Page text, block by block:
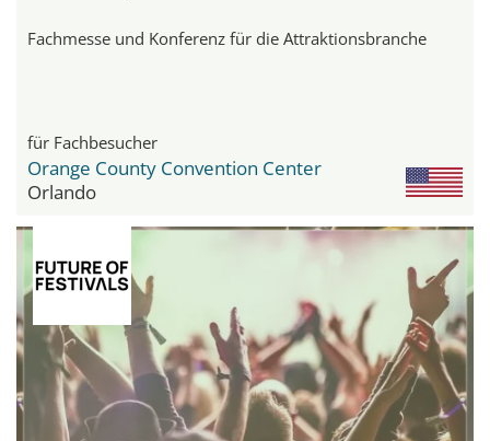
Fachmesse und Konferenz für die Attraktionsbranche
für Fachbesucher
Orange County Convention Center
Orlando